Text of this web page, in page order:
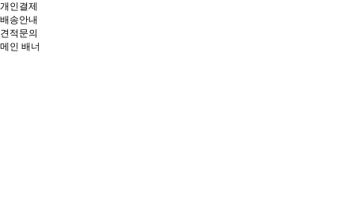
개인결제
배송안내
견적문의
메인 배너